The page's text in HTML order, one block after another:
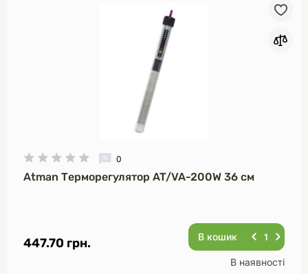
0
Atman Терморегулятор AT/VA-200W 36 см
447.70 грн. В кошик
В наявності